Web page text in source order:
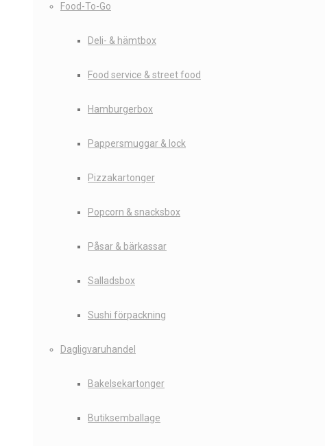
Food-To-Go
Deli- & hämtbox
Food service & street food
Hamburgerbox
Pappersmuggar & lock
Pizzakartonger
Popcorn & snacksbox
Påsar & bärkassar
Salladsbox
Sushi förpackning
Dagligvaruhandel
Bakelsekartonger
Butiksemballage